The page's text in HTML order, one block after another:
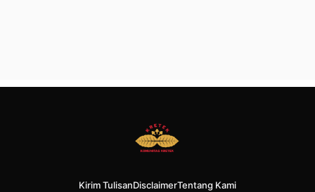
Kirim TulisanDisclaimerTentang Kami